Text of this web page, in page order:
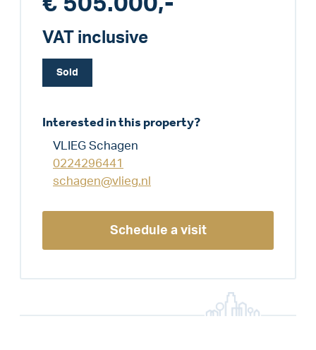
VAT inclusive
Sold
Interested in this property?
VLIEG Schagen
0224296441
schagen@vlieg.nl
Schedule a visit